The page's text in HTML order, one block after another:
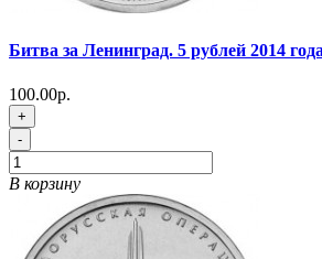
Битва за Ленинград. 5 рублей 2014
100.00р.
+
-
В корзину